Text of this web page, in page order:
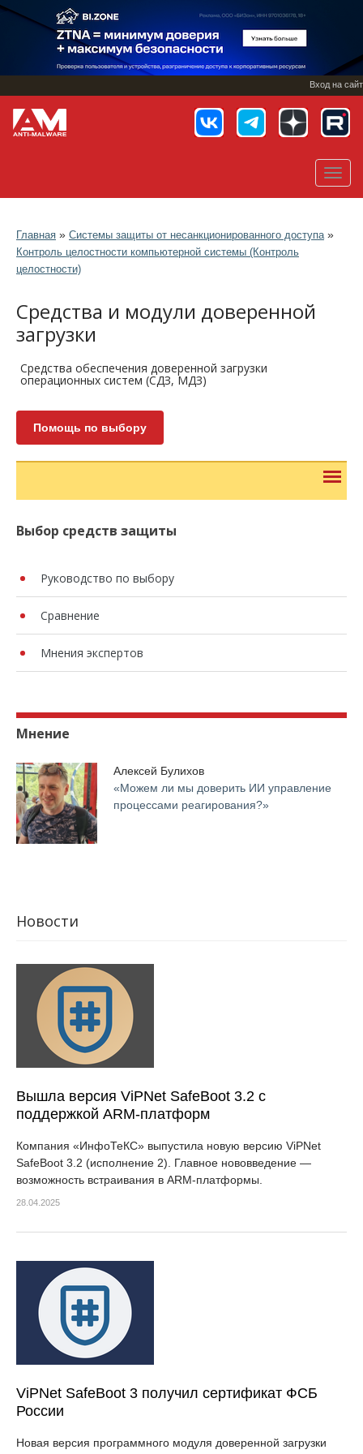
Перейти
основному
Вход на сайт
Главная » Системы защиты от несанкционированного доступа »
Контроль целостности компьютерной системы (Контроль
целостности)
Средства и модули доверенной
загрузки
Средства обеспечения доверенной загрузки
операционных систем (СДЗ, МДЗ)
Помощь по выбору
Выбор средств защиты
Руководство по выбору
Сравнение
Мнения экспертов
Мнение
Алексей Булихов
«Можем ли мы доверить ИИ управление
процессами реагирования?»
Новости
Вышла версия ViPNet SafeBoot 3.2 с
поддержкой ARM-платформ
Компания «ИнфоТеКС» выпустила новую версию ViPNet
SafeBoot 3.2 (исполнение 2). Главное нововведение —
возможность встраивания в ARM-платформы.
28.04.2025
ViPNet SafeBoot 3 получил сертификат ФСБ
России
Новая версия программного модуля доверенной загрузки